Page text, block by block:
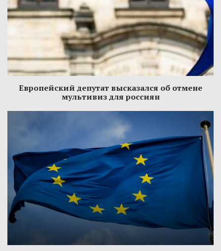
Европейский депутат высказался об отмене
мультивиз для россиян